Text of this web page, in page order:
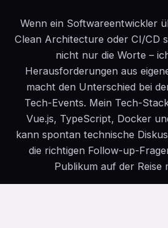
Wenn ein Softwareentwickler
Clean Architecture oder CI/CD
nicht nur die Worte –
Herausforderungen aus
macht den Unterschied bei
Tech-Events. Mein Tech-
Vue.js, TypeScript, Docker
kann spontan technische
die richtigen Follow-up-
Publikum auf der Reise